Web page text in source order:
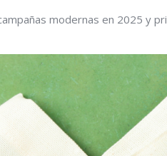
modernas en 2025 y